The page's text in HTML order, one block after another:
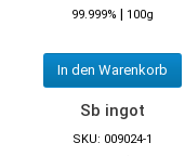
99.999% | 100g
In den Warenkorb
Sb ingot
SKU: 009024-1